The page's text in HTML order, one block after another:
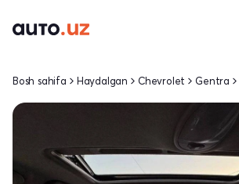
Bosh sahifa Haydalgan Chevrolet Gentra